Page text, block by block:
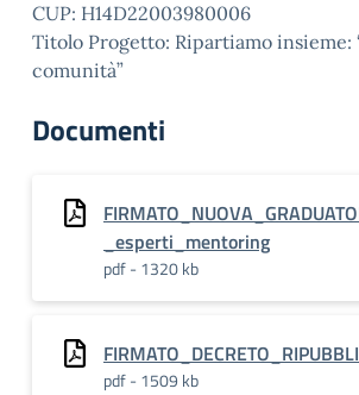
CUP: H14D22003980006
Titolo Progetto: Ripartiamo insieme:
comunità”
Documenti
_esperti_mentoring
pdf - 1320 kb
pdf - 1509 kb